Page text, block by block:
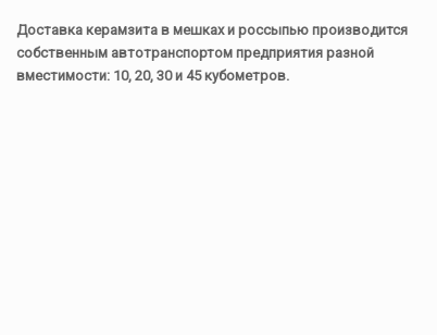
Доставка керамзита в мешках и россыпью производится
собственным автотранспортом предприятия разной
вместимости: 10, 20, 30 и 45 кубометров.